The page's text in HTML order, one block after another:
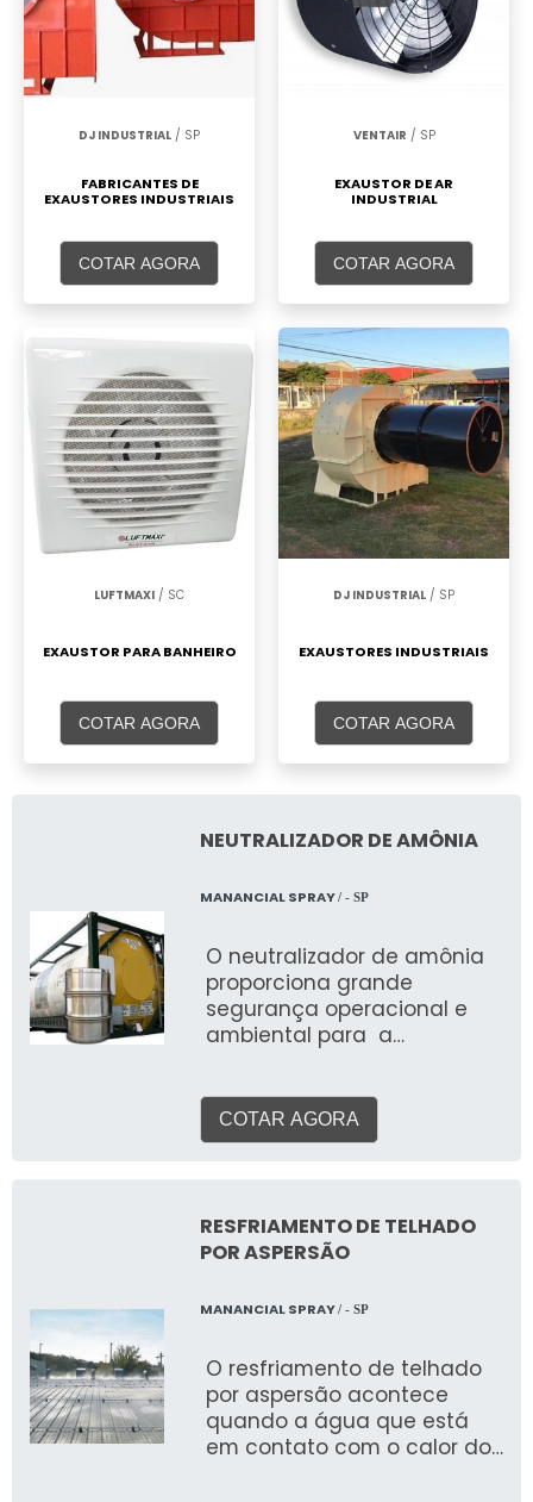
DJ INDUSTRIAL / SP
FABRICANTES DE
EXAUSTORES INDUSTRIAIS
COTAR AGORA
VENTAIR / SP
EXAUSTOR DE AR
INDUSTRIAL
COTAR AGORA
LUFTMAXI / SC
EXAUSTOR PARA BANHEIRO
COTAR AGORA
DJ INDUSTRIAL / SP
EXAUSTORES INDUSTRIAIS
COTAR AGORA
NEUTRALIZADOR DE AMÔNIA
MANANCIAL SPRAY/ - SP
O neutralizador de amônia
proporciona grande
segurança operacional e
ambiental para a
ou perigosos. Logo, esse
sistema pode estar
Informações relevantes do
sistema O sistema ainda é
de gases. O uso acontece
nas mais diversas situações
vazamento de gases
tóxicos, como o gás cloro
utilizado no tratamento de
água. Além disso esse tipo
COTAR AGORA
RESFRIAMENTO DE TELHADO
POR ASPERSÃO
MANANCIAL SPRAY/ - SP
O resfriamento de telhado
por aspersão acontece
quando a água que está
em contato com o calor do